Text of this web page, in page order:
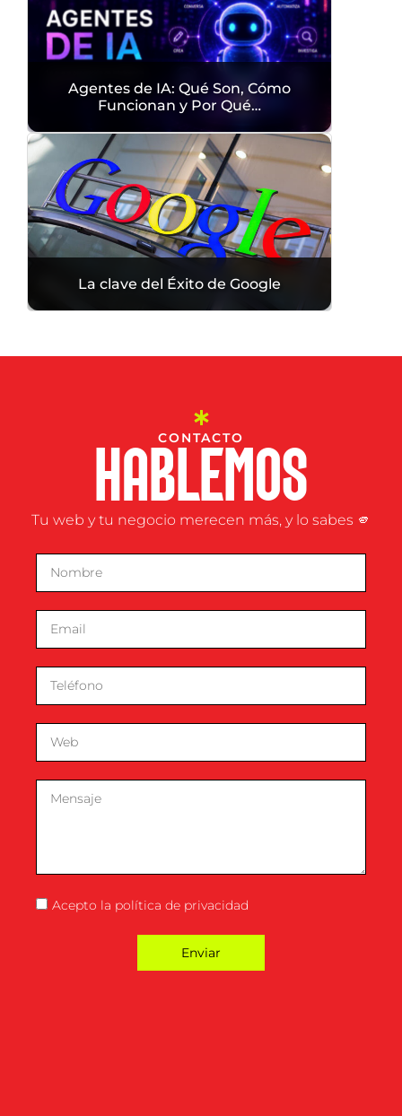
Agentes de IA: Qué Son, Cómo
Funcionan y Por Qué…
La clave del Éxito de Google
CONTACTO
HABLEMOS
Tu web y tu negocio merecen más, y lo sabes 🫵
Acepto la política de privacidad
Enviar